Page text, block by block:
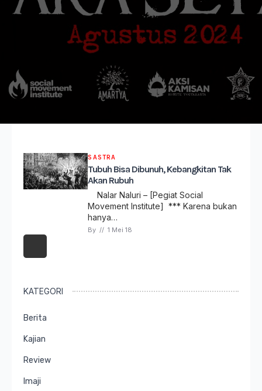
SASTRA
Tubuh Bisa Dibunuh, Kebangkitan Tak
Akan Rubuh
Nalar Naluri – [Pegiat Social
Movement Institute] *** Karena bukan
hanya…
By // 1 Mei 18
KATEGORI
Berita
Kajian
Review
Imaji